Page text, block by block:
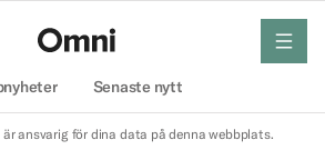
Senaste nytt
meny
ansvarig för dina data på denna webbplats.